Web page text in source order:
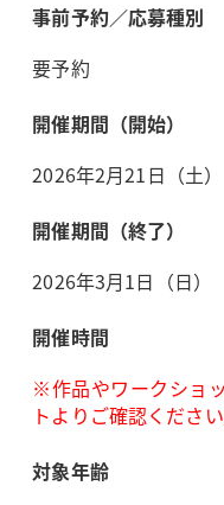
事前予約／応募種別
要予約
開催期間（開始）
2026年2月21日（土）
開催期間（終了）
2026年3月1日（日）
開催時間
※作品やワークショ
トよりご確認ください
対象年齢